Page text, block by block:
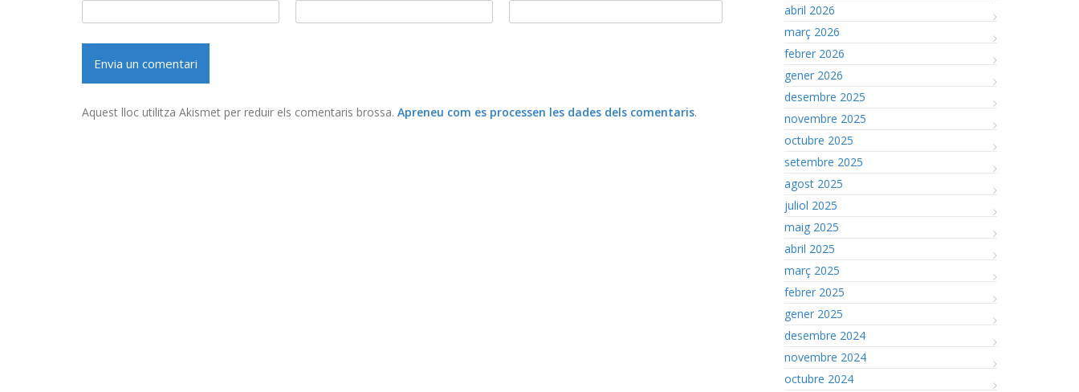
Aquest lloc utilitza Akismet per reduir els comentaris brossa. Apreneu com es processen les dades dels comentaris.
abril 2026
març 2026
febrer 2026
gener 2026
desembre 2025
novembre 2025
octubre 2025
setembre 2025
agost 2025
juliol 2025
maig 2025
abril 2025
març 2025
febrer 2025
gener 2025
desembre 2024
novembre 2024
octubre 2024